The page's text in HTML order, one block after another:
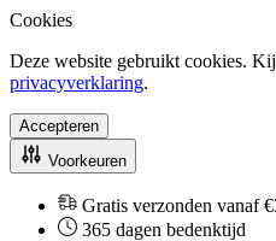
Cookies
Deze website gebruikt cookies.
privacyverklaring.
Accepteren
Voorkeuren
Gratis verzonden vanaf
365 dagen bedenktijd